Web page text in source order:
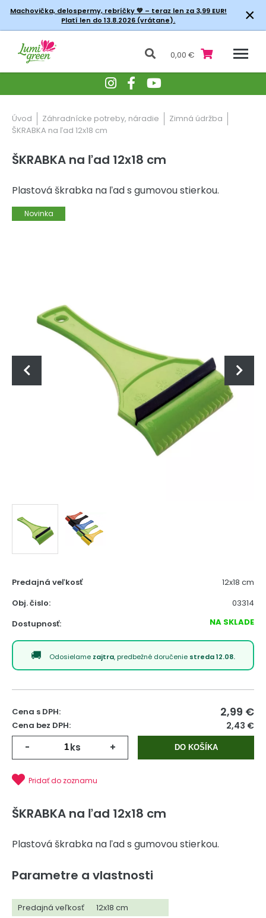
Machovička, delospermy, rebríčky💚 – teraz len za 3,99 EUR!
Platí len do 13.8.2026 (vrátane).
×
0,00 €
Úvod Záhradnícke potreby, náradie
Zimná údržba
ŠKRABKA na ľad 12x18 cm
ŠKRABKA na ľad 12x18 cm
Plastová škrabka na ľad s gumovou stierkou.
Novinka
Predajná veľkosť
12x18 cm
Obj. čislo:
03314
Dostupnosť:
NA SKLADE
Odosielame zajtra, predbežné doručenie streda 12.08.
Cena s DPH: 2,99 €
Cena bez DPH: 2,43 €
- ks + DO KOŠÍKA
Pridať do zoznamu
ŠKRABKA na ľad 12x18 cm
Plastová škrabka na ľad s gumovou stierkou.
Parametre a vlastnosti
Predajná veľkosť
12x18 cm